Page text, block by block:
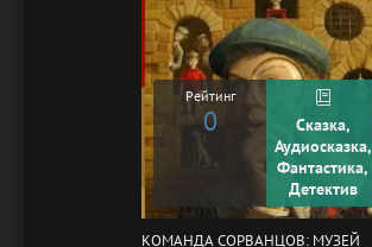
Рейтинг
0
Сказка,
Аудиосказка,
Фантастика,
Детектив
КОМАНДА СОРВАНЦОВ: МУЗЕЙ